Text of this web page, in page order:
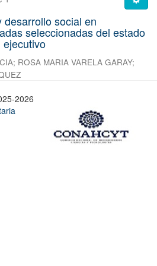
social en
seleccionadas del estado
ejecutivo
; ROSA MARIA VARELA GARAY;
2026